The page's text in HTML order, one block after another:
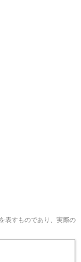
表すものであり、実際の